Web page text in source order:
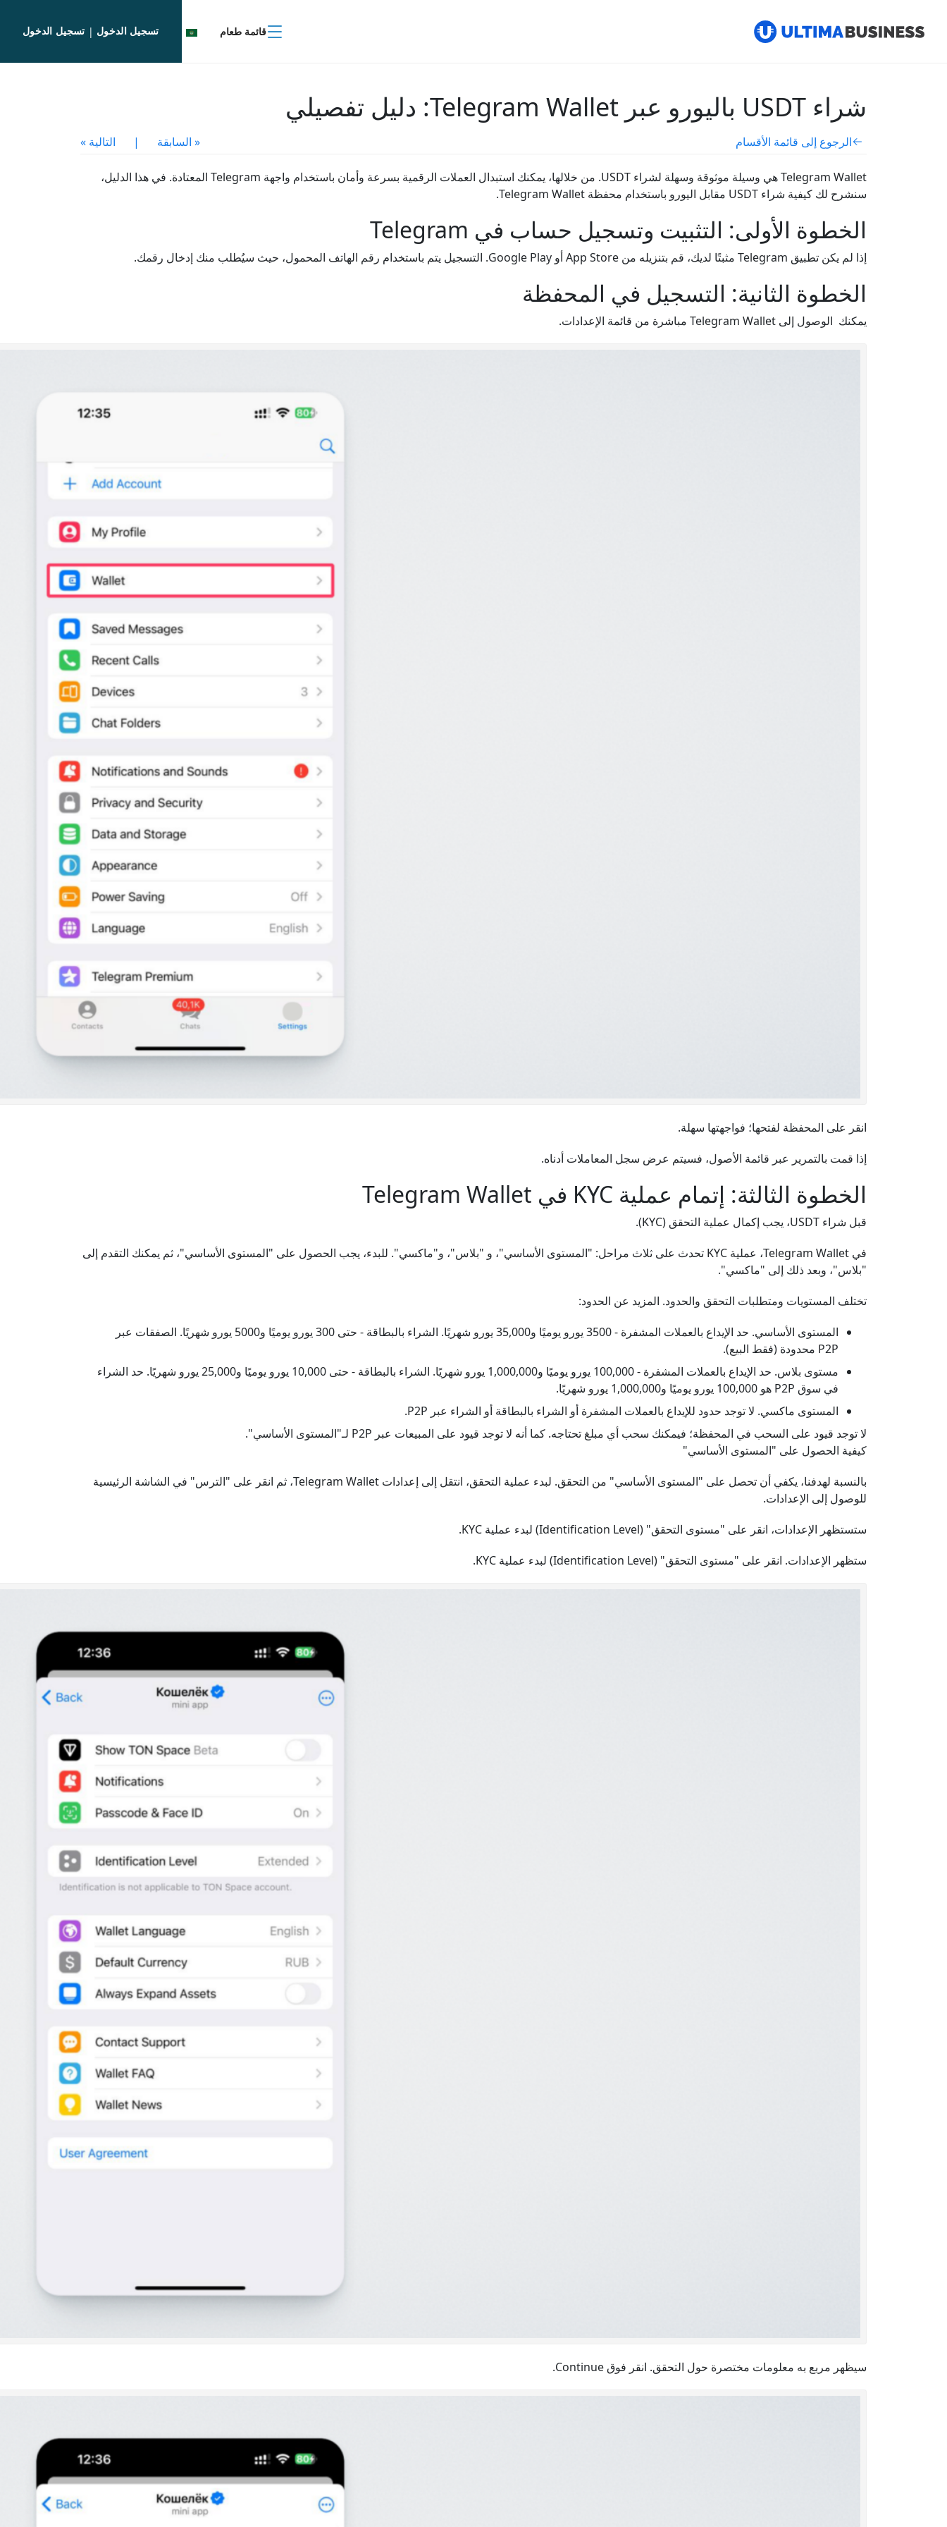
قائمة طعام تسجيل الدخول | تسجيل الدخول
شراء USDT باليورو عبر Telegram Wallet: دليل تفصيلي
الرجوع إلى قائمة الأقسام « السابقة | التالية »
Telegram Wallet هي وسيلة موثوقة وسهلة لشراء USDT. من خلالها، يمكنك استبدال العملات الرقمية بسرعة وأمان باستخدام واجهة Telegram المعتادة. في هذا الدليل،
سنشرح لك كيفية شراء USDT مقابل اليورو باستخدام محفظة Telegram Wallet.
الخطوة الأولى: التثبيت وتسجيل حساب في Telegram
إذا لم يكن تطبيق Telegram مثبتًا لديك، قم بتنزيله من App Store أو Google Play. التسجيل يتم باستخدام رقم الهاتف المحمول، حيث سيُطلب منك إدخال رقمك.
الخطوة الثانية: التسجيل في المحفظة
يمكنك الوصول إلى Telegram Wallet مباشرة من قائمة الإعدادات.
انقر على المحفظة لفتحها؛ فواجهتها سهلة.
إذا قمت بالتمرير عبر قائمة الأصول، فسيتم عرض سجل المعاملات أدناه.
الخطوة الثالثة: إتمام عملية KYC في Telegram Wallet
قبل شراء USDT، يجب إكمال عملية التحقق (KYC).
في Telegram Wallet، عملية KYC تحدث على ثلاث مراحل: "المستوى الأساسي"، و "بلاس"، و"ماكسي". للبدء، يجب الحصول على "المستوى الأساسي"، ثم يمكنك التقدم إلى
"بلاس"، وبعد ذلك إلى "ماكسي".
تختلف المستويات ومتطلبات التحقق والحدود. المزيد عن الحدود:
المستوى الأساسي. حد الإيداع بالعملات المشفرة - 3500 يورو يوميًا و35,000 يورو شهريًا. الشراء بالبطاقة - حتى 300 يورو يوميًا و5000 يورو شهريًا. الصفقات عبر
P2P محدودة (فقط البيع).
مستوى بلاس. حد الإيداع بالعملات المشفرة - 100,000 يورو يوميًا و1,000,000 يورو شهريًا. الشراء بالبطاقة - حتى 10,000 يورو يوميًا و25,000 يورو شهريًا. حد الشراء
في سوق P2P هو 100,000 يورو يوميًا و1,000,000 يورو شهريًا.
المستوى ماكسي. لا توجد حدود للإيداع بالعملات المشفرة أو الشراء بالبطاقة أو الشراء عبر P2P.
لا توجد قيود على السحب في المحفظة؛ فيمكنك سحب أي مبلغ تحتاجه. كما أنه لا توجد قيود على المبيعات عبر P2P لـ"المستوى الأساسي".
كيفية الحصول على "المستوى الأساسي"
بالنسبة لهدفنا، يكفي أن تحصل على "المستوى الأساسي" من التحقق. لبدء عملية التحقق، انتقل إلى إعدادات Telegram Wallet، ثم انقر على "الترس" في الشاشة الرئيسية
للوصول إلى الإعدادات.
ستستظهر الإعدادات، انقر على "مستوى التحقق" (Identification Level) لبدء عملية KYC.
ستظهر الإعدادات. انقر على "مستوى التحقق" (Identification Level) لبدء عملية KYC.
سيظهر مربع به معلومات مختصرة حول التحقق. انقر فوق Continue.